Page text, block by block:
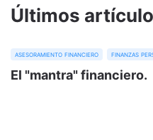
Últimos
asesoramiento financiero finanzas
El "mantra" financiero.